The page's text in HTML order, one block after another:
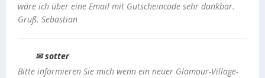
wäre ich über eine Email mit Gutscheincode sehr dankbar.
Gruß. Sebastian
✉ sotter
Bitte informieren Sie mich wenn ein neuer Glamour-Village-